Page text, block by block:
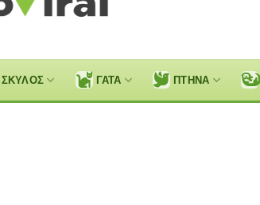
ΣΚΥΛΟΣ ΓΑΤΑ ΠΤΗΝΑ